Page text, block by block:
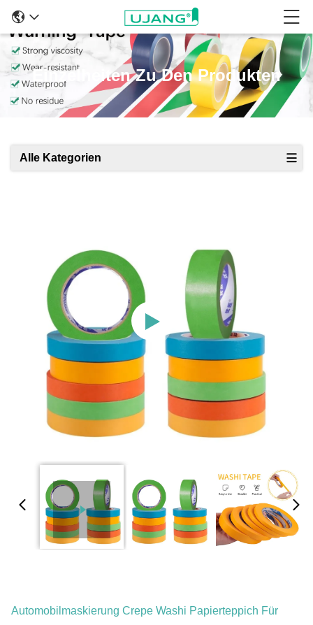
Einzelheiten Zu Den Produkten
Alle Kategorien
Automobilmaskierung Crepe Washi Papierteppich Für